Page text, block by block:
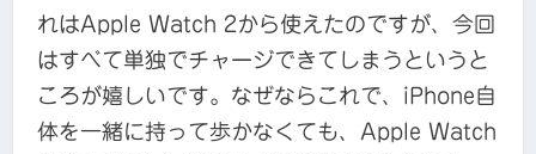
れはApple Watch 2から使えたのですが、今回
はすべて単独でチャージできてしまうというと
ころが嬉しいです。なぜならこれで、iPhone自
体を一緒に持って歩かなくても、Apple Watch